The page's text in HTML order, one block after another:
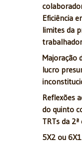
Eficiência
limites da
trabalhador
Majoração
lucro
Reflexões
do quinto
TRTs da
5X2 ou